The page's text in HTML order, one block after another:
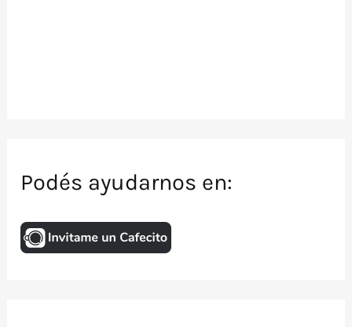
Podés ayudarnos en: